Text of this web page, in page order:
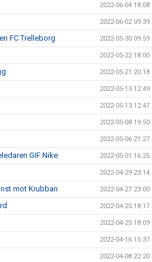
2022-06-04 18:08
2022-06-02 09:39
FC Trelleborg 2022-05-30 09:59
2022-05-22 18:00
2022-05-21 20:18
2022-05-13 12:49
2022-05-13 12:47
2022-05-08 19:50
2022-05-06 21:27
GIF Nike 2022-05-01 16:25
2022-04-29 23:14
mot Krubban 2022-04-27 23:00
2022-04-25 18:17
2022-04-25 18:09
2022-04-16 15:37
2022-04-08 22:20